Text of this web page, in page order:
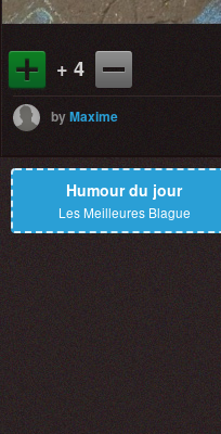
+ 4
byMaxime
Humour du jour
Les Meilleures Blague